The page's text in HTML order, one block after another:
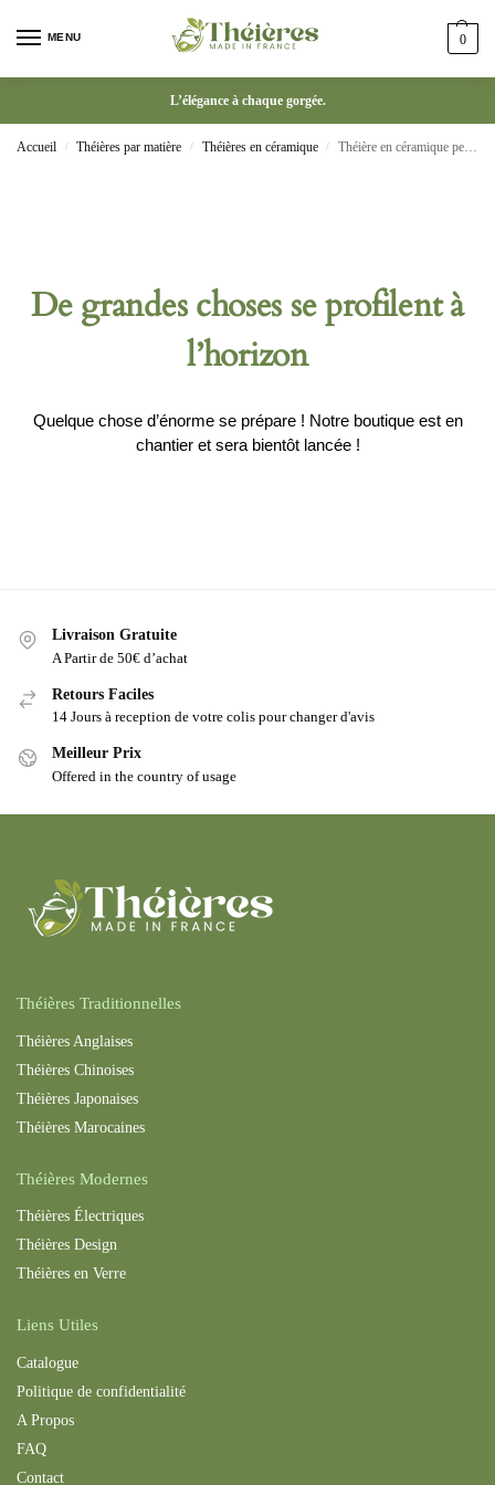
MENU 0
L’élégance à chaque gorgée.
Accueil / Théières par matière / Théières en céramique / Théière en céramique petite tasse fleur domestique
De grandes choses se profilent à
l’horizon
Quelque chose d’énorme se prépare ! Notre boutique est en
chantier et sera bientôt lancée !
Livraison Gratuite
A Partir de 50€ d’achat
Retours Faciles
14 Jours à reception de votre colis pour changer d'avis
Meilleur Prix
Offered in the country of usage
Théières Traditionnelles
Théières Anglaises
Théières Chinoises
Théières Japonaises
Théières Marocaines
Théières Modernes
Théières Électriques
Théières Design
Théières en Verre
Liens Utiles
Catalogue
Politique de confidentialité
A Propos
FAQ
Contact